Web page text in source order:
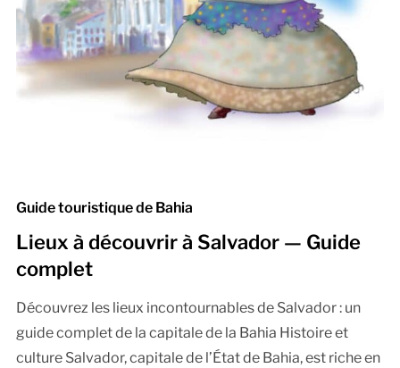
Guide touristique de Bahia
Lieux à découvrir à Salvador — Guide
complet
Découvrez les lieux incontournables de Salvador : un
guide complet de la capitale de la Bahia Histoire et
culture Salvador, capitale de l’État de Bahia, est riche en